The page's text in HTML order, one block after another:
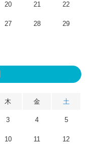
20 21 22
27 28 29
木 金 土
3 4 5
10 11 12